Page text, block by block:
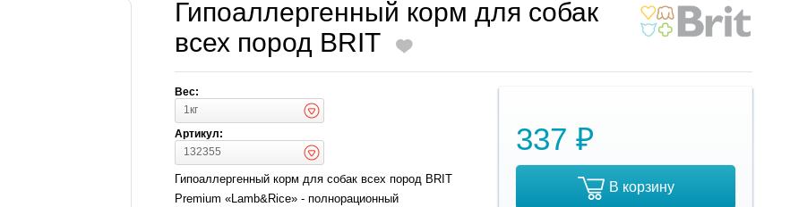
Гипоаллергенный корм для собак
всех пород BRIT
Вес:
1кг
Артикул:
132355
337 ₽
В корзину
Гипоаллергенный корм для собак всех пород BRIT
Premium «Lamb&Rice» - полнорационный